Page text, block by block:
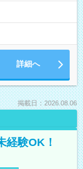
詳細へ
掲載日：2026.08.06
経験OK！